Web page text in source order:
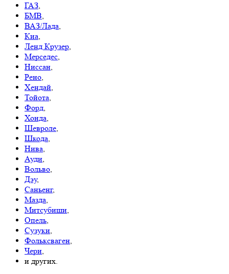
ГАЗ,
БМВ,
ВАЗ/Лада,
Киа,
Ленд Крузер,
Мерседес,
Ниссан,
Рено,
Хендай,
Тойота,
Форд,
Хонда,
Шевроле,
Шкода,
Нива,
Ауди,
Вольво,
Дэу,
Саньенг,
Мазда,
Митсубиши,
Опель,
Сузуки,
Фольксваген,
Чери,
и других.